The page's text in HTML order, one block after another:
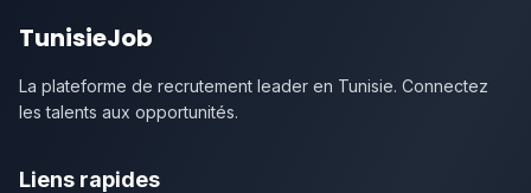
TunisieJob
La plateforme de recrutement leader en Tunisie. Connectez
les talents aux opportunités.
Liens rapides